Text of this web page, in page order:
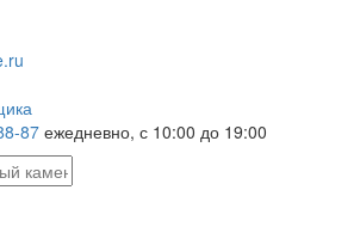
87 ежедневно, с 10:00 до 19:00